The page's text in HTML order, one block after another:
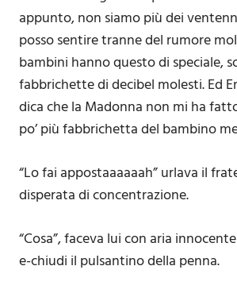
appunto, non siamo più dei
posso sentire tranne del rumore
bambini hanno questo di speciale,
fabbrichette di decibel molesti. Ed
dica che la Madonna non mi ha
po’ più fabbrichetta del bambino
“Lo fai appostaaaaaah” urlava il
disperata di concentrazione.
“Cosa”, faceva lui con aria
e-chiudi il pulsantino della penna.